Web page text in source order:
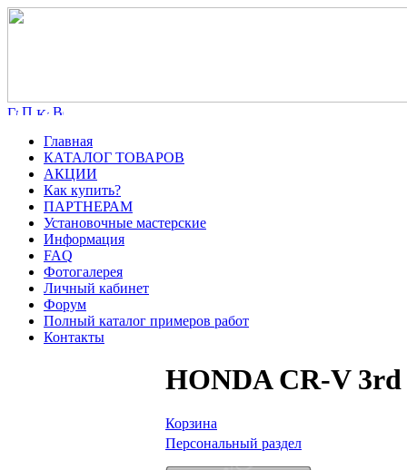
Главная
КАТАЛОГ ТОВАРОВ
АКЦИИ
Как купить?
ПАРТНЕРАМ
Установочные мастерские
Информация
FAQ
Фотогалерея
Личный кабинет
Форум
Полный каталог примеров работ
Контакты
HONDA CR-V 3rd
Корзина
Персональный раздел